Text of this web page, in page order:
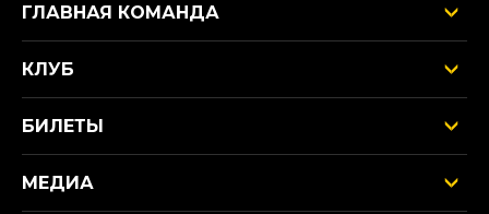
ГЛАВНАЯ КОМАНДА
КЛУБ
БИЛЕТЫ
МЕДИА